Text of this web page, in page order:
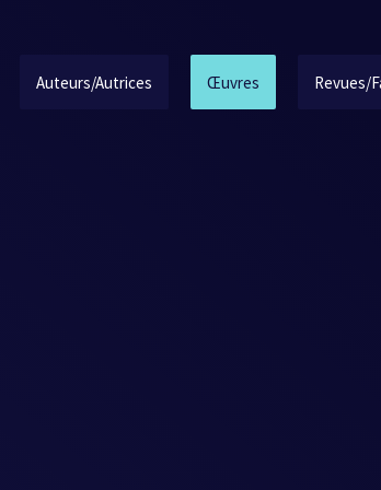
Auteurs/Autrices Œuvres Revues/